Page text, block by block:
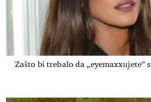
Zašto bi trebalo da „eyemaxxujete“